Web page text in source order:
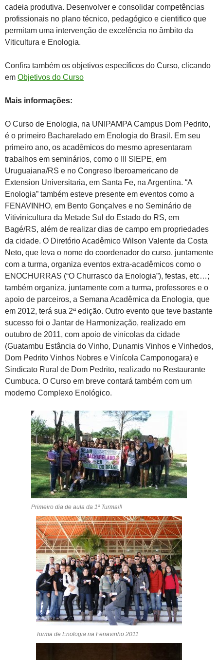
cadeia produtiva. Desenvolver e consolidar competências
profissionais no plano técnico, pedagógico e cientifico que
permitam uma intervenção de excelência no âmbito da
Viticultura e Enologia.
Confira também os objetivos específicos do Curso, clicando
em Objetivos do Curso
Mais informações:
O Curso de Enologia, na UNIPAMPA Campus Dom Pedrito,
é o primeiro Bacharelado em Enologia do Brasil. Em seu
primeiro ano, os acadêmicos do mesmo apresentaram
trabalhos em seminários, como o III SIEPE, em
Uruguaiana/RS e no Congreso Iberoamericano de
Extension Universitaria, em Santa Fe, na Argentina. “A
Enologia” também esteve presente em eventos como a
FENAVINHO, em Bento Gonçalves e no Seminário de
Vitivinicultura da Metade Sul do Estado do RS, em
Bagé/RS, além de realizar dias de campo em propriedades
da cidade. O Diretório Acadêmico Wilson Valente da Costa
Neto, que leva o nome do coordenador do curso, juntamente
com a turma, organiza eventos extra-acadêmicos como o
ENOCHURRAS (“O Churrasco da Enologia”), festas, etc…;
também organiza, juntamente com a turma, professores e o
apoio de parceiros, a Semana Acadêmica da Enologia, que
em 2012, terá sua 2ª edição. Outro evento que teve bastante
sucesso foi o Jantar de Harmonização, realizado em
outubro de 2011, com apoio de vinícolas da cidade
(Guatambu Estância do Vinho, Dunamis Vinhos e Vinhedos,
Dom Pedrito Vinhos Nobres e Vinícola Camponogara) e
Sindicato Rural de Dom Pedrito, realizado no Restaurante
Cumbuca. O Curso em breve contará também com um
moderno Complexo Enológico.
Primeiro dia de aula da 1ª Turma!!!
Turma de Enologia na Fenavinho 2011